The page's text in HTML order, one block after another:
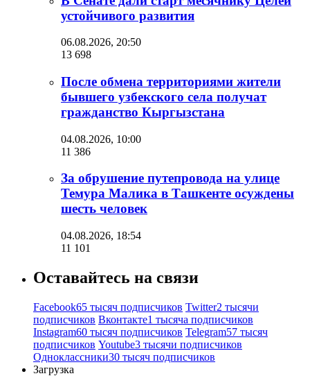
устойчивого развития
06.08.2026, 20:50
13 698
После обмена территориями жители
бывшего узбекского села получат
гражданство Кыргызстана
04.08.2026, 10:00
11 386
За обрушение путепровода на улице
Темура Малика в Ташкенте осуждены
шесть человек
04.08.2026, 18:54
11 101
Оставайтесь на связи
Facebook65 тысяч подписчиков Twitter2 тысячи
подписчиков Вконтакте1 тысяча подписчиков
Instagram60 тысяч подписчиков Telegram57 тысяч
подписчиков Youtube3 тысячи подписчиков
Одноклассники30 тысяч подписчиков
Загрузка